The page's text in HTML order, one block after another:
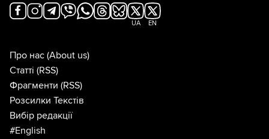
UA EN
Про нас (About us)
Статті (RSS)
Фрагменти (RSS)
Розсилки Текстів
Вибір редакції
#English